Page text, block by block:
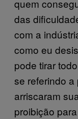
quem
das
com a
como eu
pode tirar
se referindo
arriscaram
proibição